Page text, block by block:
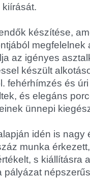
kiírását.
készítése,
megfelelnek
az igényes
készült
fehérhímzés és
és elegáns
ünnepi
idén is nagy
munka
s kiállításra
pályázat